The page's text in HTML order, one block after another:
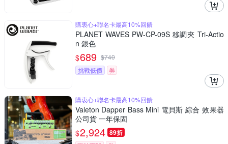
購衷心+聯名卡最高10%回饋
PLANET WAVES PW-CP-09S 移調夾 Tri-Actio
n 銀色
$689 $740
挑戰低價
券
購衷心+聯名卡最高10%回饋
Valeton Dapper Bass Mini 電貝斯 綜合 效果器
公司貨 一年保固
$2,924 89折